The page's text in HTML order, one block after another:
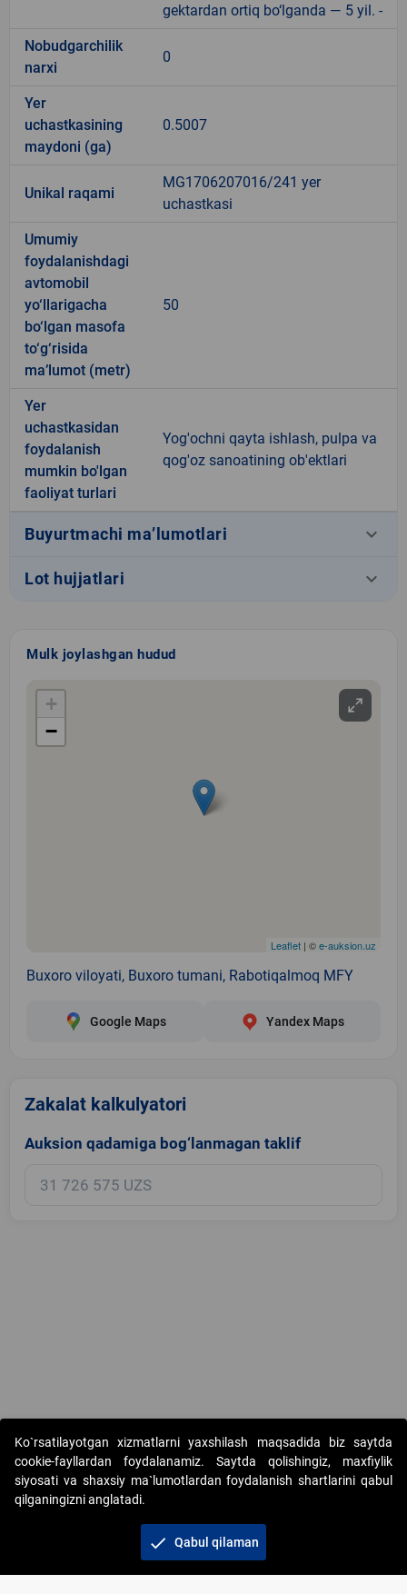
gektardan ortiq bo‘lganda — 5 yil. -
Nobudgarchilik
narxi
0
Yer
uchastkasining
maydoni (ga)
0.5007
Unikal raqami
MG1706207016/241 yer
uchastkasi
Umumiy
foydalanishdagi
avtomobil
yo‘llarigacha
bo‘lgan masofa
to‘g‘risida
ma’lumot (metr)
50
Yer
uchastkasidan
foydalanish
mumkin bo'lgan
faoliyat turlari
Yog'ochni qayta ishlash, pulpa va
qog'oz sanoatining ob'ektlari
Buyurtmachi ma’lumotlari keyboard_arrow_down
Lot hujjatlari keyboard_arrow_down
Mulk joylashgan hudud
+
−
Leaflet | ©e-auksion.uz
Buxoro viloyati, Buxoro tumani, Rabotiqalmoq MFY
Google Maps Yandex Maps
Zakalat kalkulyatori
Auksion qadamiga bog‘lanmagan taklif
Copyright © 2017-2026. "Elektron onlayn-auksionlarni tashkil etish"
AJ. Barcha huquqlar himoyalangan
+998 71 202-21-11
Ko`rsatilayotgan xizmatlarni yaxshilash maqsadida biz saytda
cookie-fayllardan foydalanamiz. Saytda qolishingiz, maxfiylik
siyosati va shaxsiy ma`lumotlardan foydalanish shartlarini qabul
qilganingizni anglatadi.
check Qabul qilaman